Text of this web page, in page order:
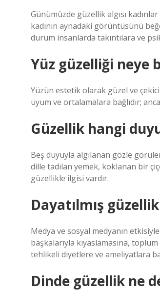
Günümüzde güzellik algısı
kadının aynadaki görüntüsünü
durum insanlarda takıntılara ve
Yüz güzelliği neye
Yüzün estetik olarak güzel ve
uyum ve ortalamalara bağlıdır;
Güzellik hangi
Beş duyuyla algılanan gözle
dille tadılan yemek, koklanan bir
güzellikle ilgisi vardır.
Dayatılmış
Medya ve sosyal medyanın
başkalarıyla kıyaslamasına,
tehlikeli diyetlere ve ameliyatlara
Dinde güzellik ne